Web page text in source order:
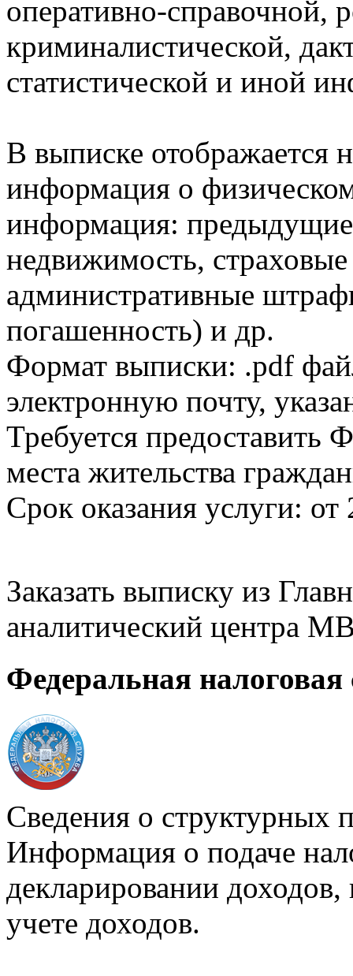
оперативно-справочной,
криминалистической,
статистической и иной
В выписке отображается
информация о
информация:
недвижимость,
административные
погашенность) и др.
Формат выписки: .pdf
электронную почту,
Требуется
места жительства
Срок оказания услуги: от
Заказать выписку из
аналитический центра
Федеральная налоговая
Сведения о структурных
Информация о подаче
декларировании доходов,
учете доходов.